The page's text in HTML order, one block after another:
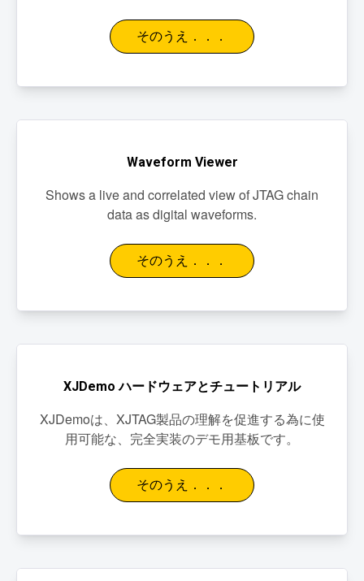
そのうえ．．．
Waveform Viewer
Shows a live and correlated view of JTAG chain
data as digital waveforms.
そのうえ．．．
XJDemo ハードウェアとチュートリアル
XJDemoは、XJTAG製品の理解を促進する為に使
用可能な、完全実装のデモ用基板です。
そのうえ．．．